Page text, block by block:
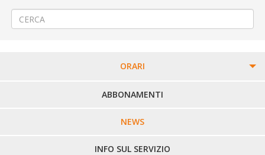
ORARI
PERCORSI URBANI IN BIELLA
LINEE URBANE VERCELLI
LINEE EXTRAURBANE
ABBONAMENTI
NEWS
INFO SUL SERVIZIO